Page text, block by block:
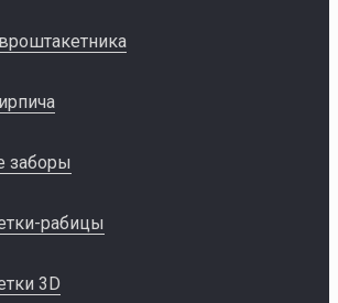
заборы
рабицы
3D